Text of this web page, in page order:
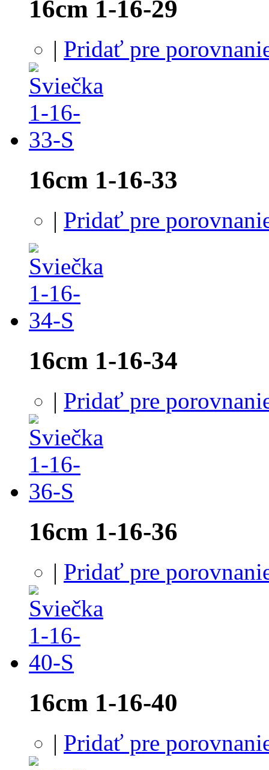
16cm 1-16-29
| Pridať pre
16cm 1-16-33
| Pridať pre
16cm 1-16-34
| Pridať pre
16cm 1-16-36
| Pridať pre
16cm 1-16-40
| Pridať pre